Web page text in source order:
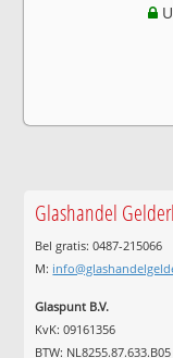
Glashandel
Bel gratis: 0487-215066
M:
Glaspunt B.V.
KvK: 09161356
BTW: NL8255.87.633.B05